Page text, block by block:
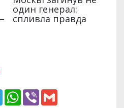
T
e
W
h
V